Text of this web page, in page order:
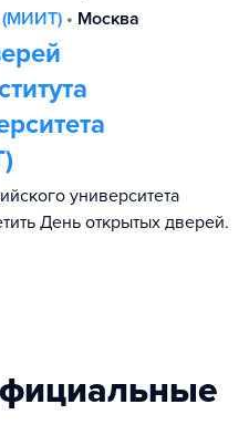
(МИИТ) • Москва
университета
День открытых дверей.